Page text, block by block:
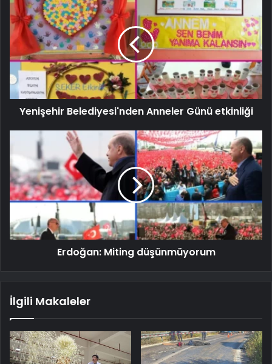
Yenişehir Belediyesi'nden Anneler Günü etkinliği
Erdoğan: Miting düşünmüyorum
İlgili Makaleler